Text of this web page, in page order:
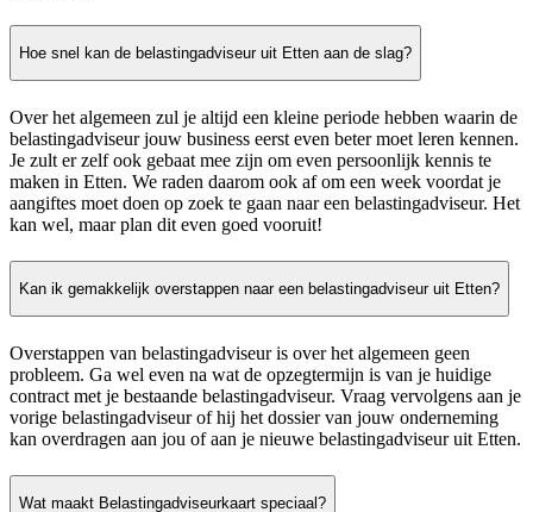
Hoe snel kan de belastingadviseur uit Etten aan de slag?
Over het algemeen zul je altijd een kleine periode hebben waarin de
belastingadviseur jouw business eerst even beter moet leren kennen.
Je zult er zelf ook gebaat mee zijn om even persoonlijk kennis te
maken in Etten. We raden daarom ook af om een week voordat je
aangiftes moet doen op zoek te gaan naar een belastingadviseur. Het
kan wel, maar plan dit even goed vooruit!
Kan ik gemakkelijk overstappen naar een belastingadviseur uit Etten?
Overstappen van belastingadviseur is over het algemeen geen
probleem. Ga wel even na wat de opzegtermijn is van je huidige
contract met je bestaande belastingadviseur. Vraag vervolgens aan je
vorige belastingadviseur of hij het dossier van jouw onderneming
kan overdragen aan jou of aan je nieuwe belastingadviseur uit Etten.
Wat maakt Belastingadviseurkaart speciaal?